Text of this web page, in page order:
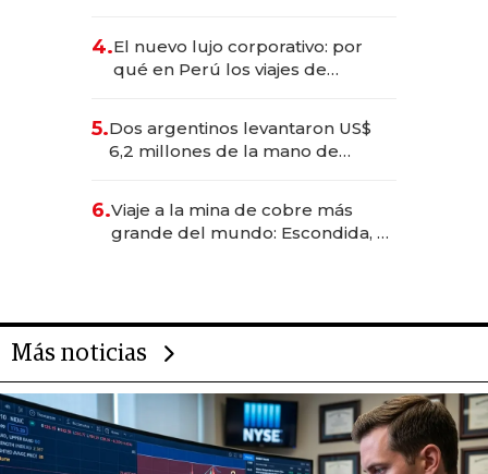
4.El nuevo lujo corporativo: por
qué en Perú los viajes de
para convertirse en experiencias
transformadoras
5.Dos argentinos levantaron US$
6,2 millones de la mano de
6.Viaje a la mina de cobre más
grande del mundo: Escondida, el
Más noticias